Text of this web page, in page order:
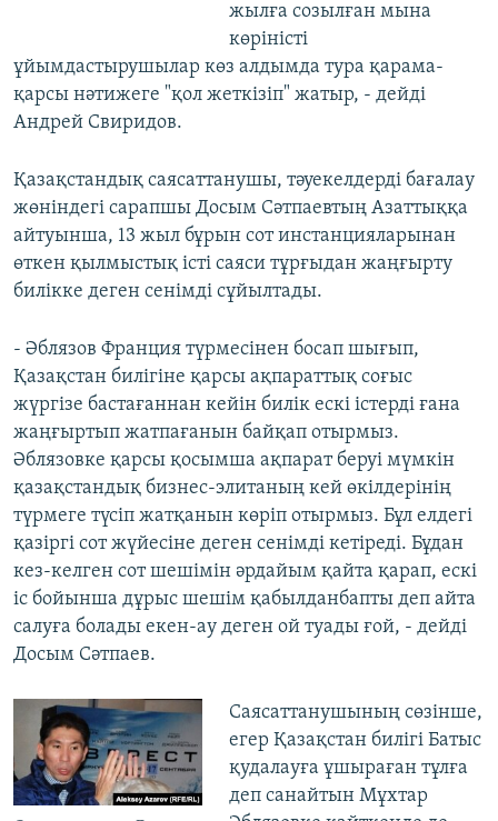
жылға созылған мына
көріністі
ұйымдастырушылар көз алдымда тура қарама-
қарсы нәтижеге "қол жеткізіп" жатыр, - дейді
Андрей Свиридов.
Қазақстандық саясаттанушы, тәуекелдерді бағалау
жөніндегі сарапшы Досым Сәтпаевтың Азаттыққа
айтуынша, 13 жыл бұрын сот инстанцияларынан
өткен қылмыстық істі саяси тұрғыдан жаңғырту
билікке деген сенімді сұйылтады.
- Әблязов Франция түрмесінен босап шығып,
Қазақстан билігіне қарсы ақпараттық соғыс
жүргізе бастағаннан кейін билік ескі істерді ғана
жаңғыртып жатпағанын байқап отырмыз.
Әблязовке қарсы қосымша ақпарат беруі мүмкін
қазақстандық бизнес-элитаның кей өкілдерінің
түрмеге түсіп жатқанын көріп отырмыз. Бұл елдегі
қазіргі сот жүйесіне деген сенімді кетіреді. Бұдан
кез-келген сот шешімін әрдайым қайта қарап, ескі
іс бойынша дұрыс шешім қабылданбапты деп айта
салуға болады екен-ау деген ой туады ғой, - дейді
Досым Сәтпаев.
Саясаттанушының сөзінше,
егер Қазақстан билігі Батыс
қудалауға ұшыраған тұлға
деп санайтын Мұхтар